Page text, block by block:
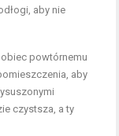
aby nie
powtórnemu
aby
czystsza, a ty